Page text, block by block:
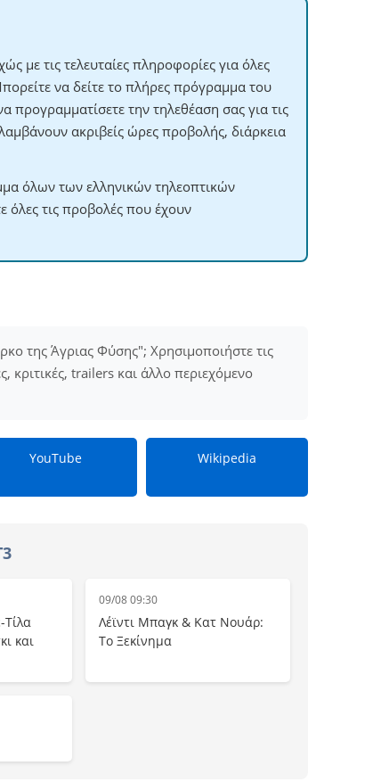
με τις τελευταίες πληροφορίες για όλες
να δείτε το πλήρες πρόγραμμα του
προγραμματίσετε την τηλεθέαση σας για τις
ακριβείς ώρες προβολής, διάρκεια
όλων των ελληνικών τηλεοπτικών
όλες τις προβολές που έχουν
της Άγριας Φύσης"; Χρησιμοποιήστε τις
κριτικές, trailers και άλλο περιεχόμενο
YouTube Wikipedia
Τίλα
και
09/08 09:30
Λέϊντι Μπαγκ & Κατ Νουάρ:
Το Ξεκίνημα